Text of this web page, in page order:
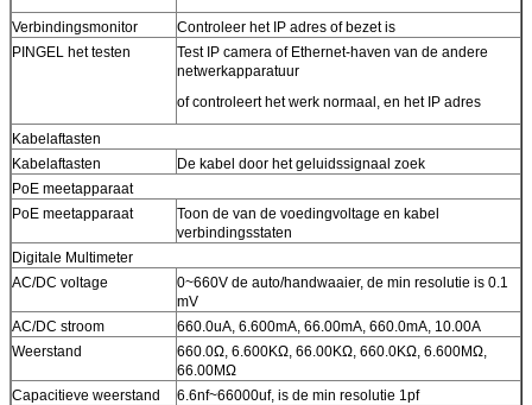
Verbindingsmonitor
Controleer het IP adres of bezet is
PINGEL het testen
Test IP camera of Ethernet-haven van de andere
netwerkapparatuur
of controleert het werk normaal, en het IP adres
Kabelaftasten
Kabelaftasten
De kabel door het geluidssignaal zoek
PoE meetapparaat
PoE meetapparaat
Toon de van de voedingvoltage en kabel
verbindingsstaten
Digitale Multimeter
AC/DC voltage
0~660V de auto/handwaaier, de min resolutie is 0.1
mV
AC/DC stroom
660.0uA, 6.600mA, 66.00mA, 660.0mA, 10.00A
Weerstand
660.0Ω, 6.600KΩ, 66.00KΩ, 660.0KΩ, 6.600MΩ,
66.00MΩ
Capacitieve weerstand
6.6nf~66000uf, is de min resolutie 1pf